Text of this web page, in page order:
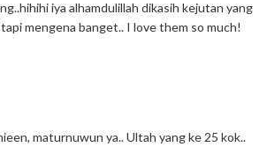
iya alhamdulillah dikasih kejutan yang
mengena banget.. I love them so much!
maturnuwun ya.. Ultah yang ke 25 kok..